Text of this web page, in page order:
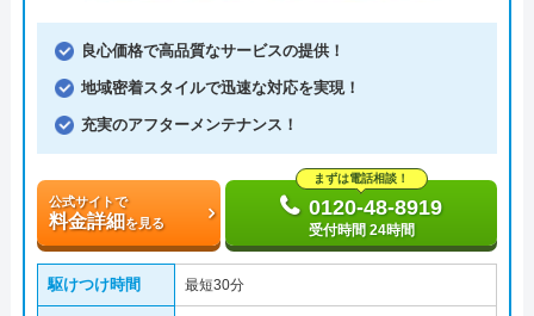
良心価格で高品質なサービスの提供！
地域密着スタイルで迅速な対応を実現！
充実のアフターメンテナンス！
公式サイトで
料金詳細を見る
まずは電話相談！
0120-48-8919
受付時間 24時間
駆けつけ時間 最短30分